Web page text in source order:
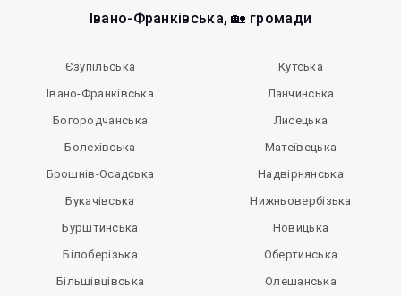
Івано-Франківська, 🏡 громади
Єзупільська
Івано-Франківська
Богородчанська
Болехівська
Брошнів-Осадська
Букачівська
Бурштинська
Білоберізька
Більшівцівська
Кутська
Ланчинська
Лисецька
Матеївецька
Надвірнянська
Нижньовербізька
Новицька
Обертинська
Олешанська